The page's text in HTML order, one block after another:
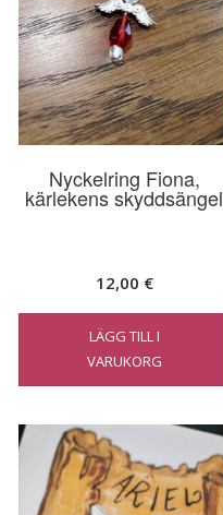
Nyckelring Fiona,
kärlekens skyddsängel
12,00 €
LÄGG TILL I
VARUKORG